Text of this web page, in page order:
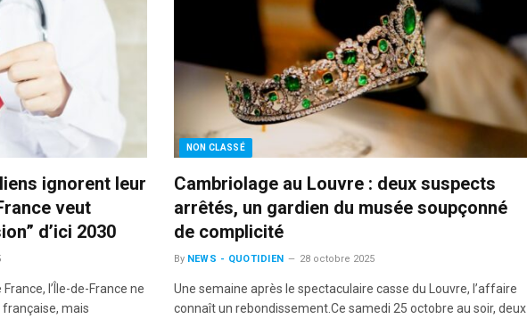
ignorent leur
veut
d’ici 2030
l’Île-de-France ne
mais
NON CLASSÉ
Cambriolage au Louvre : deux suspects
arrêtés, un gardien du musée soupçonné
de complicité
By NEWS - QUOTIDIEN 28 octobre 2025
Une semaine après le spectaculaire casse du Louvre, l’affaire
connaît un rebondissement.Ce samedi 25 octobre au soir, deux